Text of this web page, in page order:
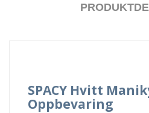
SPACY Hvitt
Oppbevaring